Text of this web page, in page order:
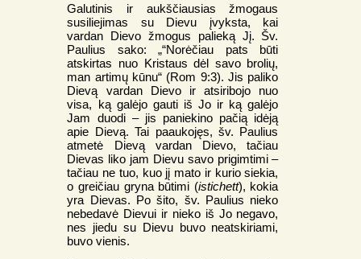
Galutinis ir aukščiausias žmogaus
susiliejimas su Dievu įvyksta, kai
vardan Dievo žmogus palieką Jį. Šv.
Paulius sako: „“Norėčiau pats būti
atskirtas nuo Kristaus dėl savo brolių,
man artimų kūnu“ (Rom 9:3). Jis paliko
Dievą vardan Dievo ir atsiribojo nuo
visa, ką galėjo gauti iš Jo ir ką galėjo
Jam duodi – jis paniekino pačią idėją
apie Dievą. Tai paaukojęs, šv. Paulius
atmetė Dievą vardan Dievo, tačiau
Dievas liko jam Dievu savo prigimtimi –
tačiau ne tuo, kuo jį mato ir kurio siekia,
o greičiau gryna būtimi (istichett), kokia
yra Dievas. Po šito, šv. Paulius nieko
nebedavė Dievui ir nieko iš Jo negavo,
nes jiedu su Dievu buvo neatskiriami,
buvo vienis.